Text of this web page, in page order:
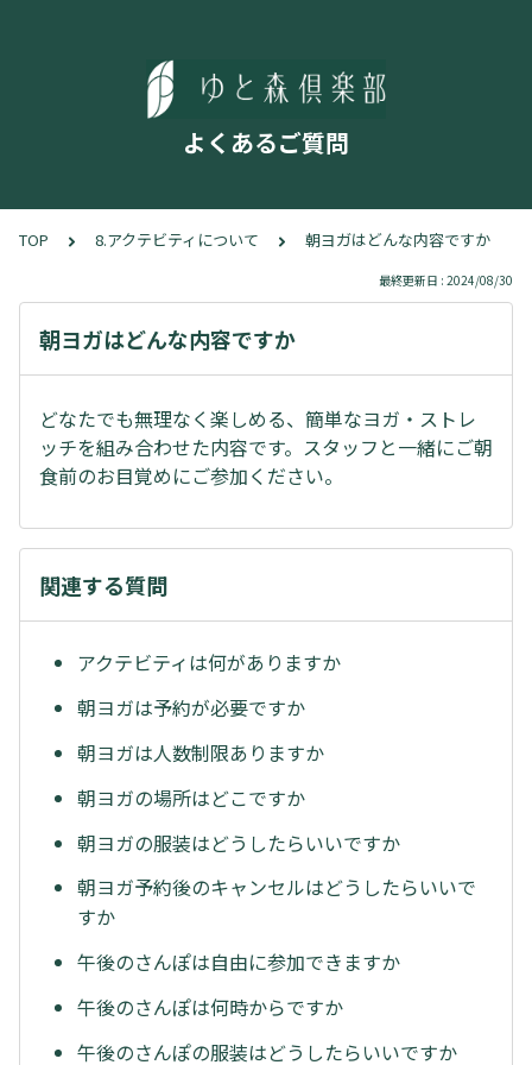
よくあるご質問
TOP 8.アクテビティについて 朝ヨガはどんな内容ですか
最終更新日 : 2024/08/30
朝ヨガはどんな内容ですか
どなたでも無理なく楽しめる、簡単なヨガ・ストレ
ッチを組み合わせた内容です。スタッフと一緒にご朝
食前のお目覚めにご参加ください。
関連する質問
アクテビティは何がありますか
朝ヨガは予約が必要ですか
朝ヨガは人数制限ありますか
朝ヨガの場所はどこですか
朝ヨガの服装はどうしたらいいですか
朝ヨガ予約後のキャンセルはどうしたらいいで
すか
午後のさんぽは自由に参加できますか
午後のさんぽは何時からですか
午後のさんぽの服装はどうしたらいいですか